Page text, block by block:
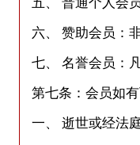
六、 赞助会员：
七、 名誉会员：
第七条：会员如
一、 逝世或经法